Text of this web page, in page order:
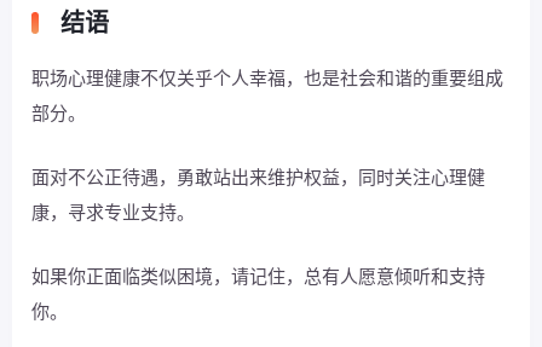
结语
职场心理健康不仅关乎个人幸福，也是社会和谐的重要组成
部分。
面对不公正待遇，勇敢站出来维护权益，同时关注心理健
康，寻求专业支持。
如果你正面临类似困境，请记住，总有人愿意倾听和支持
你。